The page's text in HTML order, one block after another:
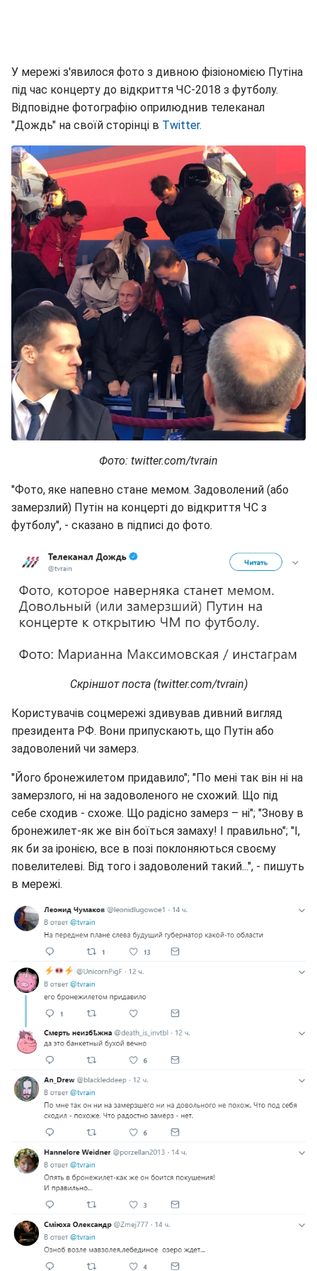
У мережі з'явилося фото з дивною фізіономією Путіна
під час концерту до відкриття ЧС-2018 з футболу.
Відповідне фотографію оприлюднив телеканал
"Дождь" на своїй сторінці в Twitter.
Фото: twitter.com/tvrain
"Фото, яке напевно стане мемом. Задоволений (або
замерзлий) Путін на концерті до відкриття ЧС з
футболу", - сказано в підписі до фото.
Скріншот поста (twitter.com/tvrain)
Користувачів соцмережі здивував дивний вигляд
президента РФ. Вони припускають, що Путін або
задоволений чи замерз.
"Його бронежилетом придавило"; "По мені так він ні на
замерзлого, ні на задоволеного не схожий. Що під
себе сходив - схоже. Що радісно замерз – ні"; "Знову в
бронежилет-як же він боїться замаху! І правильно"; "І,
як би за іронією, все в позі поклоняються своєму
повелителеві. Від того і задоволений такий...", - пишуть
в мережі.